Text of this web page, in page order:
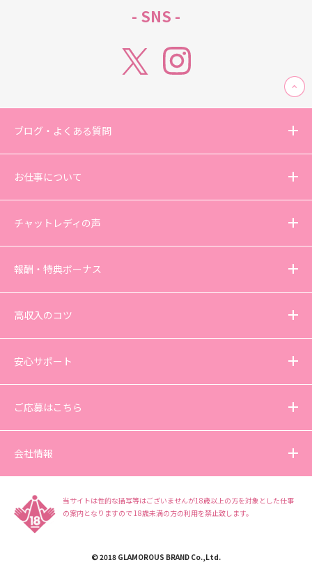
- SNS -
ブログ・よくある質問
お仕事について
チャットレディの声
報酬・特典ボーナス
高収入のコツ
安心サポート
ご応募はこちら
会社情報
当サイトは性的な描写等はございませんが18歳以上の方を対象とした仕事
の案内となりますので 18歳未満の方の利用を禁止致します。
© 2018 GLAMOROUS BRAND Co.,Ltd.